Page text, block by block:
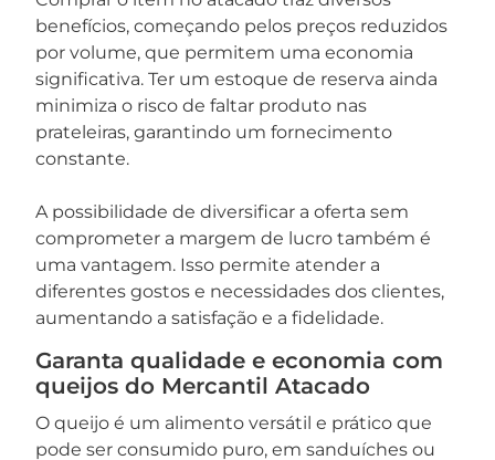
benefícios, começando pelos preços reduzidos
por volume, que permitem uma economia
significativa. Ter um estoque de reserva ainda
minimiza o risco de faltar produto nas
prateleiras, garantindo um fornecimento
constante.
A possibilidade de diversificar a oferta sem
comprometer a margem de lucro também é
uma vantagem. Isso permite atender a
diferentes gostos e necessidades dos clientes,
aumentando a satisfação e a fidelidade.
Garanta qualidade e economia com
queijos do Mercantil Atacado
O queijo é um alimento versátil e prático que
pode ser consumido puro, em sanduíches ou